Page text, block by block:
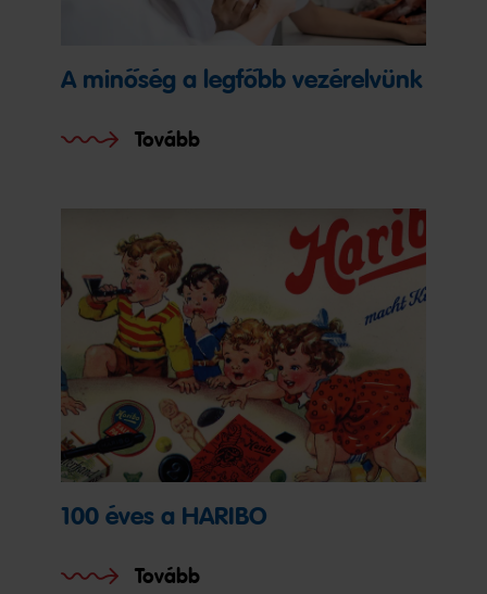
A minőség a legfőbb vezérelvünk
Tovább
100 éves a HARIBO
Tovább